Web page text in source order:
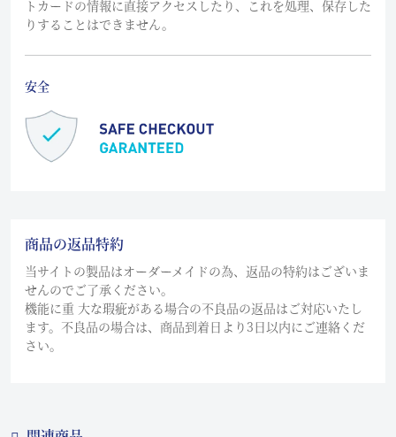
トカードの情報に直接アクセスしたり、これを処理、保存した
りすることはできません。
安全
商品の返品特約
当サイトの製品はオーダーメイドの為、返品の特約はございま
せんのでご了承ください。
機能に重 大な瑕疵がある場合の不良品の返品はご対応いたし
ます。不良品の場合は、商品到着日より3日以内にご連絡くだ
さい。